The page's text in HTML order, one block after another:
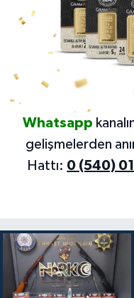
Whatsapp
gelişmelerden
Hattı: 0 (540)